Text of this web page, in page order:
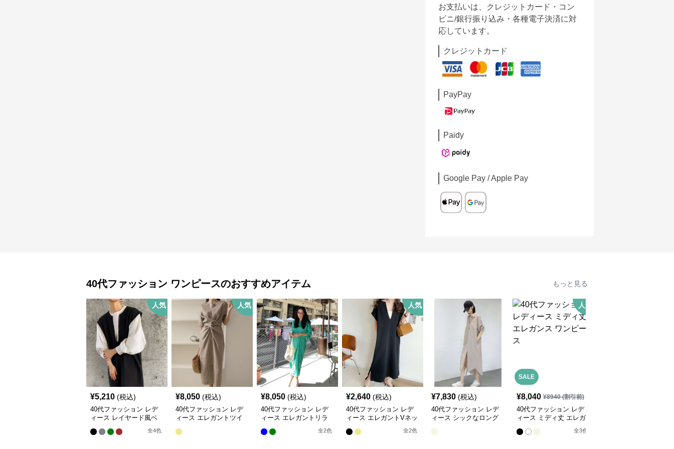
お支払いは、クレジットカード・コン
ビニ/銀行振り込み・各種電子決済に対
応しています。
クレジットカード
PayPay
Paidy
Google Pay / Apple Pay
40代ファッション ワンピースのおすすめアイテム もっと見る
人気
¥5,210 (税込)
40代ファッション レデ
ィース レイヤード風ベ
スト付きロングワンピー
ス
全4色
人気
¥8,050 (税込)
40代ファッション レデ
ィース エレガントツイ
ンピース
¥8,050 (税込)
40代ファッション レデ
ィース エレガントリラ
全2色
人気
¥2,640 (税込)
40代ファッション レデ
ィース エレガントVネッ
全2色
¥7,830 (税込)
40代ファッション レデ
ィース シックなロング
SALE
人気
¥8,040 ¥8940(割引前)
40代ファッション レデ
ィース ミディ丈 エレガ
全3色